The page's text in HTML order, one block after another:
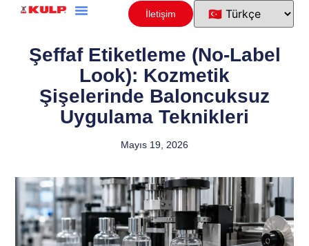
İletişim
Şeffaf Etiketleme (No-Label
Look): Kozmetik
Şişelerinde Baloncuksuz
Uygulama Teknikleri
Mayıs 19, 2026